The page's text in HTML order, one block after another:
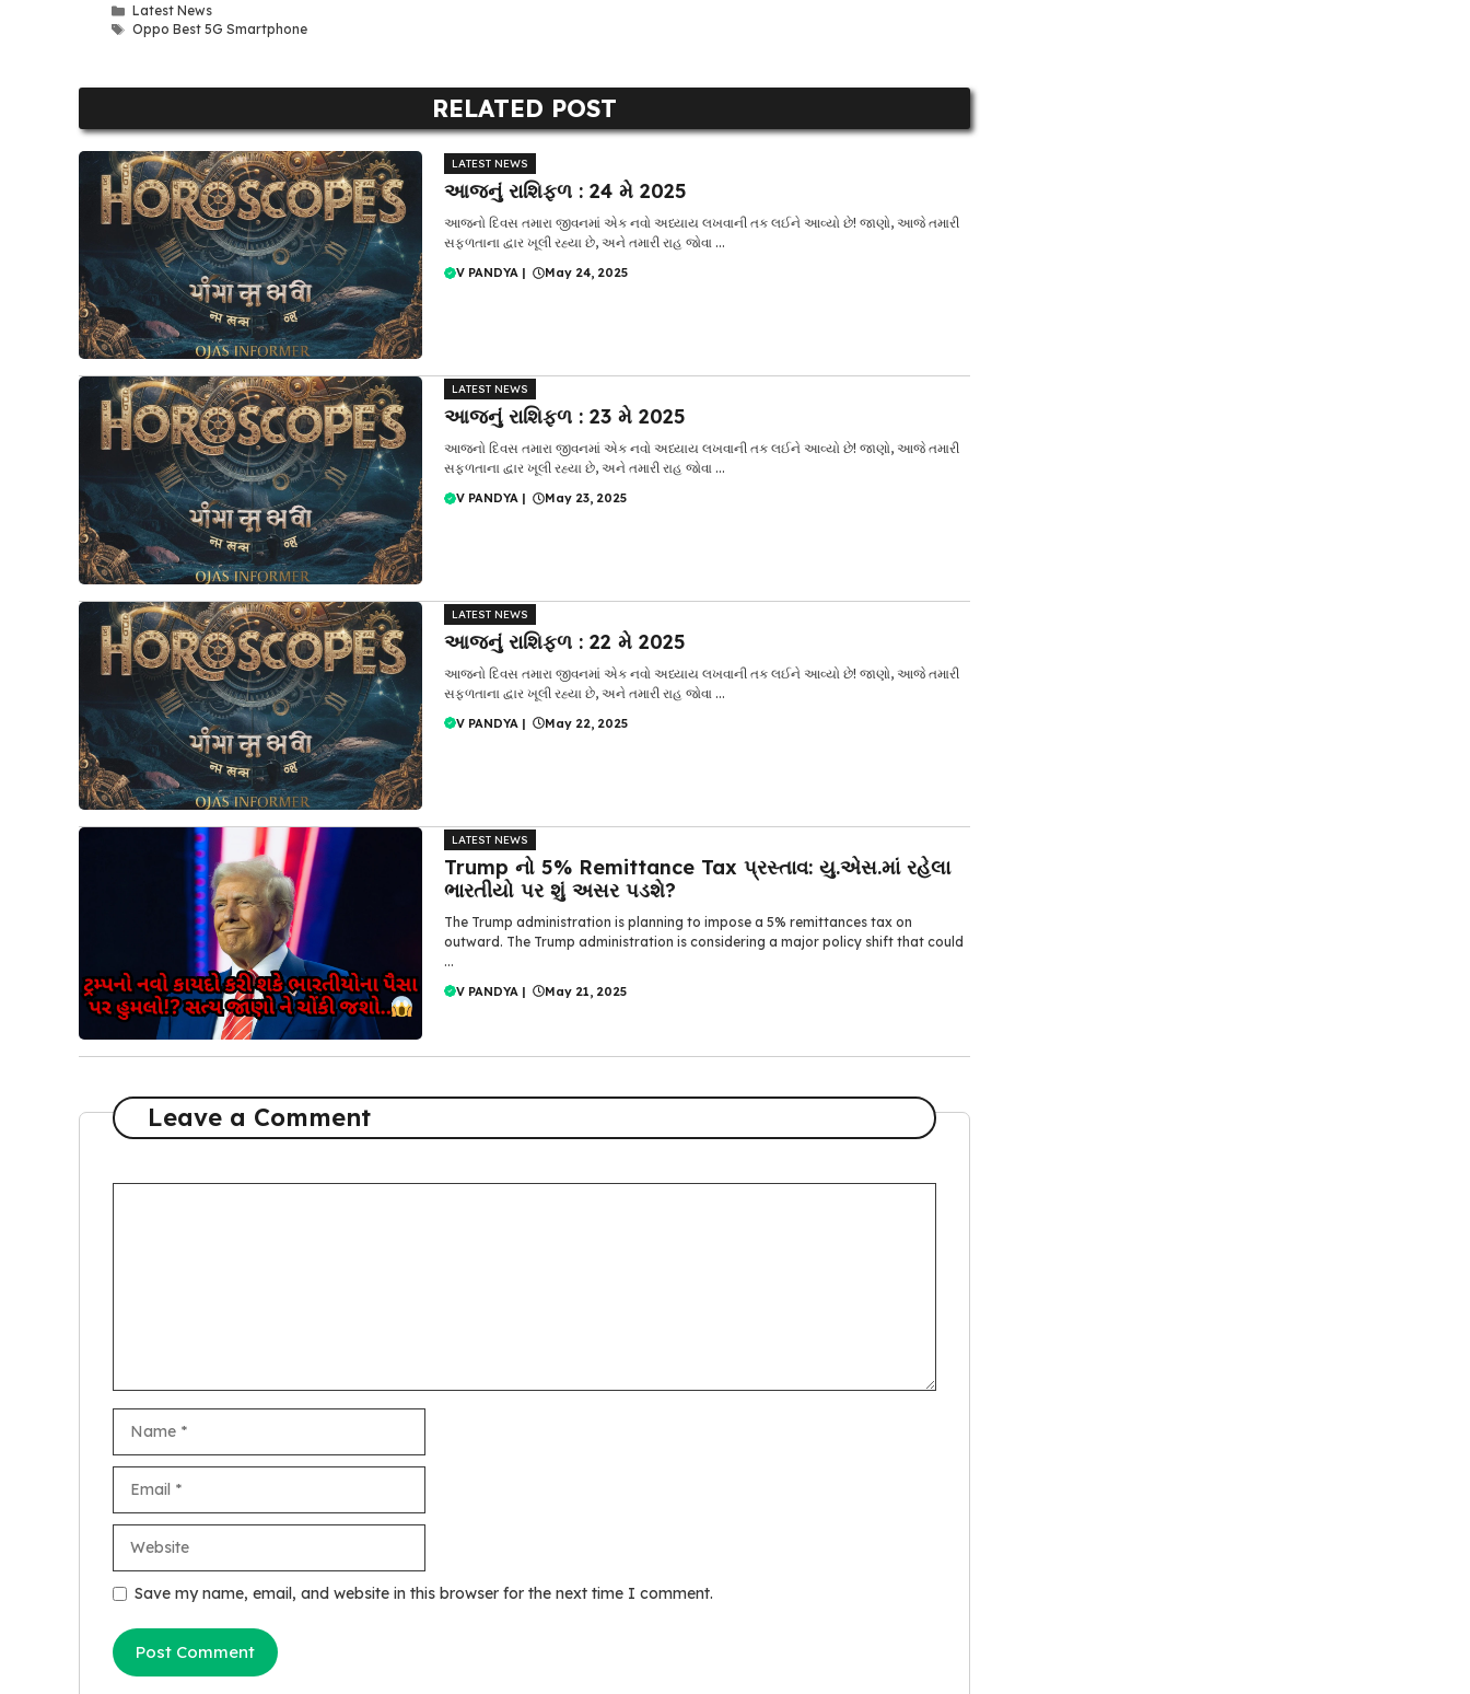
Categories
Latest News
Tags
Oppo Best 5G Smartphone
RELATED POST
LATEST NEWS
આજનું રાશિફળ : 24 મે 2025
આજનો દિવસ તમારા જીવનમાં એક નવો અધ્યાય લખવાની તક લઈને આવ્યો છે! જાણો, આજે તમારી
સફળતાના દ્વાર ખૂલી રહ્યા છે, અને તમારી રાહ જોવા ...
V PANDYA | May 24, 2025
LATEST NEWS
આજનું રાશિફળ : 23 મે 2025
આજનો દિવસ તમારા જીવનમાં એક નવો અધ્યાય લખવાની તક લઈને આવ્યો છે! જાણો, આજે તમારી
સફળતાના દ્વાર ખૂલી રહ્યા છે, અને તમારી રાહ જોવા ...
V PANDYA | May 23, 2025
LATEST NEWS
આજનું રાશિફળ : 22 મે 2025
આજનો દિવસ તમારા જીવનમાં એક નવો અધ્યાય લખવાની તક લઈને આવ્યો છે! જાણો, આજે તમારી
સફળતાના દ્વાર ખૂલી રહ્યા છે, અને તમારી રાહ જોવા ...
V PANDYA | May 22, 2025
LATEST NEWS
Trump નો 5% Remittance Tax પ્રસ્તાવ: યુ.એસ.માં રહેલા
ભારતીયો પર શું અસર પડશે?
The Trump administration is planning to impose a 5% remittances tax on
outward. The Trump administration is considering a major policy shift that could
...
V PANDYA | May 21, 2025
Leave a Comment
Save my name, email, and website in this browser for the next time I comment.